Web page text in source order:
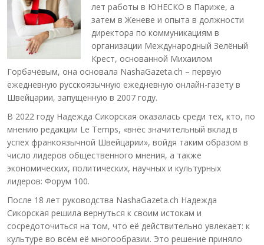
лет работы в ЮНЕСКО в Париже, а
затем в Женеве и опыта в должности
директора по коммуникациям в
организации Международный Зелёный
Крест, основанной Михаилом
Горбачёвым, она основала NashaGazeta.ch – первую
ежедневную русскоязычную ежедневную онлайн-газету в
Швейцарии, запущенную в 2007 году.
В 2022 году Надежда Сикорская оказалась среди тех, кто, по
мнению редакции Le Temps, «внёс значительный вклад в
успех франкоязычной Швейцарии», войдя таким образом в
число лидеров общественного мнения, а также
экономических, политических, научных и культурных
лидеров: Форум 100.
После 18 лет руководства NashaGazeta.ch Надежда
Сикорская решила вернуться к своим истокам и
сосредоточиться на том, что её действительно увлекает: к
культуре во всём её многообразии. Это решение приняло